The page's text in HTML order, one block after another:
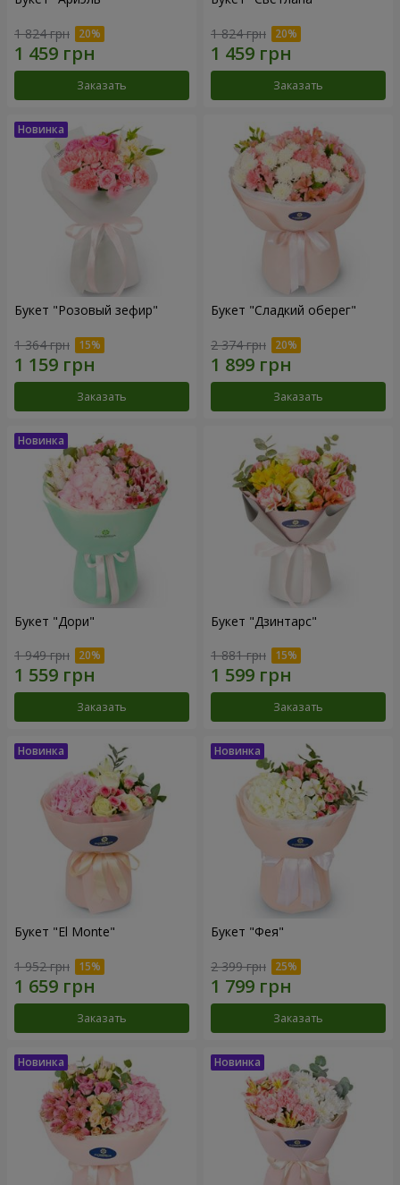
1 824 грн
Заказать
1 824 грн
Заказать
Букет "Розовый зефир"
1 364 грн
Заказать
Букет "Сладкий оберег"
2 374 грн
Заказать
Букет "Дори"
1 949 грн
Заказать
Букет "Дзинтарс"
1 881 грн
Заказать
Букет "El Monte"
1 952 грн
Заказать
Букет "Фея"
2 399 грн
Заказать